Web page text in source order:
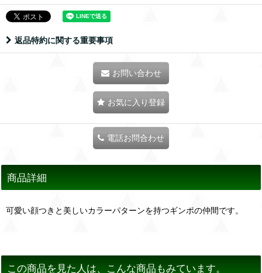
返品特約に関する重要事項
お問い合わせ
お気に入り登録
電話お問合わせ
商品詳細
可愛い顔つきと美しいカラーパターンを持つギンポの仲間です。
この商品を見た人は、こんな商品もみています。